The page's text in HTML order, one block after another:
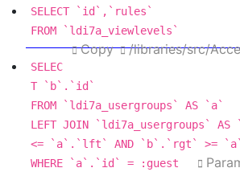
SELECT
FROM `ldi7a_viewlevels`
/libraries/src/
Copy
SELEC
T
FROM `ldi7a_usergroups` AS
LEFT JOIN `ldi7a_usergroups` AS
<= `a`.`lft` AND `b`.`rgt` >=
WHERE `a`.`id` = :guest